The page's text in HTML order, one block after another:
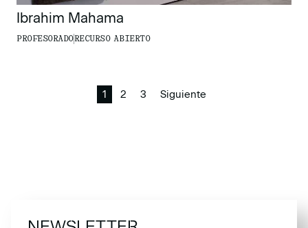
Ibrahim Mahama
PROFESORADORECURSO ABIERTO
1 2 3 Siguiente